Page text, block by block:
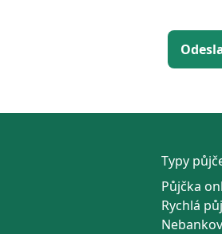
Typy
Půjčka
Rychlá